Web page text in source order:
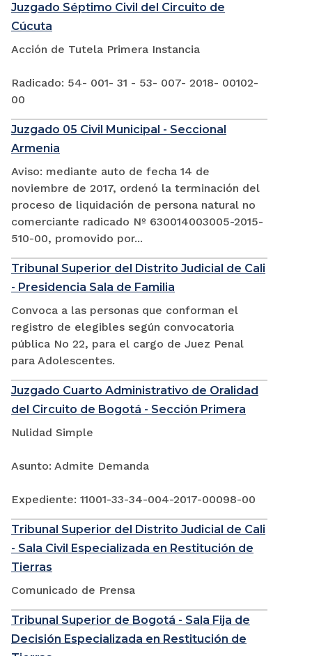
Juzgado Séptimo Civil del Circuito de
Cúcuta
Acción de Tutela Primera Instancia
Radicado: 54- 001- 31 - 53- 007- 2018- 00102-
00
Juzgado 05 Civil Municipal - Seccional
Armenia
Aviso: mediante auto de fecha 14 de
noviembre de 2017, ordenó la terminación del
proceso de liquidación de persona natural no
comerciante radicado Nº 630014003005-2015-
510-00, promovido por...
Tribunal Superior del Distrito Judicial de Cali
- Presidencia Sala de Familia
Convoca a las personas que conforman el
registro de elegibles según convocatoria
pública No 22, para el cargo de Juez Penal
para Adolescentes.
Juzgado Cuarto Administrativo de Oralidad
del Circuito de Bogotá - Sección Primera
Nulidad Simple
Asunto: Admite Demanda
Expediente: 11001-33-34-004-2017-00098-00
Tribunal Superior del Distrito Judicial de Cali
- Sala Civil Especializada en Restitución de
Tierras
Comunicado de Prensa
Tribunal Superior de Bogotá - Sala Fija de
Decisión Especializada en Restitución de